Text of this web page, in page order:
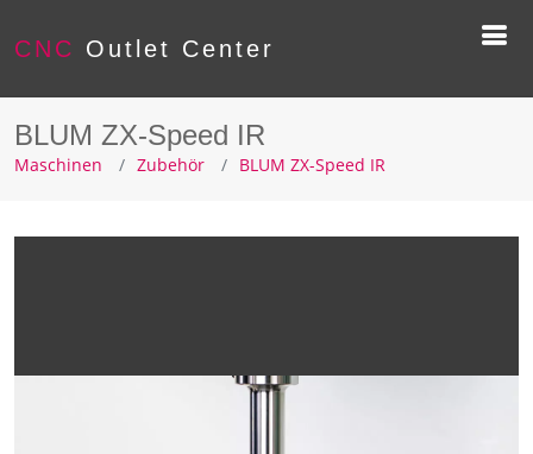
CNC Outlet Center
BLUM ZX-Speed IR
Maschinen Zubehör BLUM ZX-Speed IR